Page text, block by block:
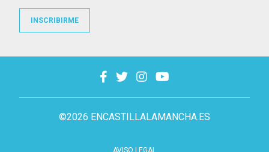
©2026 ENCASTILLALAMANCHA.ES
AVISO LEGAL
INSCRIBIRME